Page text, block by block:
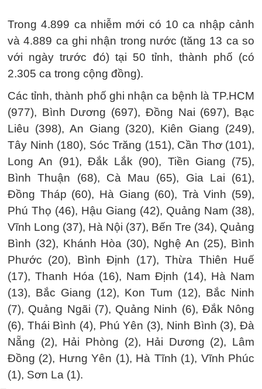
Trong 4.899 ca nhiễm mới có 10 ca nhập cảnh
và 4.889 ca ghi nhận trong nước (tăng 13 ca so
với ngày trước đó) tại 50 tỉnh, thành phố (có
2.305 ca trong cộng đồng).
Các tỉnh, thành phố ghi nhận ca bệnh là TP.HCM
(977), Bình Dương (697), Đồng Nai (697), Bạc
Liêu (398), An Giang (320), Kiên Giang (249),
Tây Ninh (180), Sóc Trăng (151), Cần Thơ (101),
Long An (91), Đắk Lắk (90), Tiền Giang (75),
Bình Thuận (68), Cà Mau (65), Gia Lai (61),
Đồng Tháp (60), Hà Giang (60), Trà Vinh (59),
Phú Thọ (46), Hậu Giang (42), Quảng Nam (38),
Vĩnh Long (37), Hà Nội (37), Bến Tre (34), Quảng
Bình (32), Khánh Hòa (30), Nghệ An (25), Bình
Phước (20), Bình Định (17), Thừa Thiên Huế
(17), Thanh Hóa (16), Nam Định (14), Hà Nam
(13), Bắc Giang (12), Kon Tum (12), Bắc Ninh
(7), Quảng Ngãi (7), Quảng Ninh (6), Đắk Nông
(6), Thái Bình (4), Phú Yên (3), Ninh Bình (3), Đà
Nẵng (2), Hải Phòng (2), Hải Dương (2), Lâm
Đồng (2), Hưng Yên (1), Hà Tĩnh (1), Vĩnh Phúc
(1), Sơn La (1).